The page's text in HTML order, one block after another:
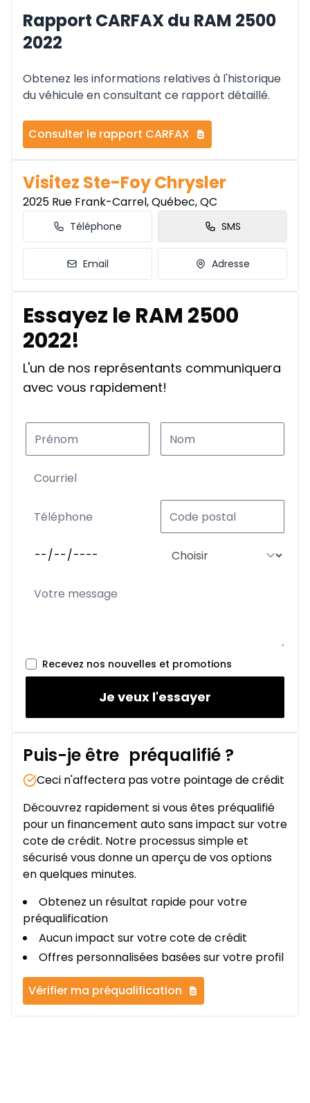
Rapport CARFAX du RAM 2500
2022
Obtenez les informations relatives à l'historique
du véhicule en consultant ce rapport détaillé.
Consulter le rapport CARFAX
Visitez Ste-Foy Chrysler
2025 Rue Frank-Carrel, Québec, QC
Téléphone SMS
Email Adresse
Essayez le RAM 2500
2022!
L'un de nos représentants communiquera
avec vous rapidement!
Recevez nos nouvelles et promotions
Je veux l'essayer
Puis-je être préqualifié ?
Ceci n'affectera pas votre pointage de crédit
Découvrez rapidement si vous êtes préqualifié
pour un financement auto sans impact sur votre
cote de crédit. Notre processus simple et
sécurisé vous donne un aperçu de vos options
en quelques minutes.
Obtenez un résultat rapide pour votre
préqualification
Aucun impact sur votre cote de crédit
Offres personnalisées basées sur votre profil
Vérifier ma préqualification